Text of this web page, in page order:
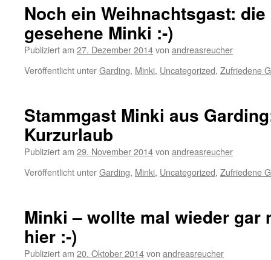
Noch ein Weihnachtsgast:
gesehene Minki :-)
Publiziert am 27. Dezember 2014von andreasreucher
Veröffentlicht unterGarding, Minki, Uncategorized, Zufriedene
Stammgast Minki aus
Kurzurlaub
Publiziert am 29. November 2014von andreasreucher
Veröffentlicht unterGarding, Minki, Uncategorized, Zufriedene
Minki – wollte mal wieder gar
hier :-)
Publiziert am 20. Oktober 2014von andreasreucher